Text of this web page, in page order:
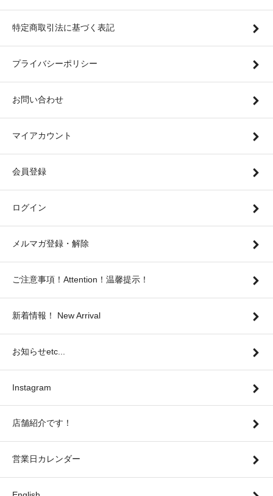
特定商取引法に基づく表記
プライバシーポリシー
お問い合わせ
マイアカウント
会員登録
ログイン
メルマガ登録・解除
ご注意事項！Attention！温馨提示！
新着情報！ New Arrival
お知らせetc...
Instagram
店舗紹介です！
営業日カレンダー